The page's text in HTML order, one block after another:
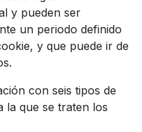
y pueden ser
un periodo definido
y que puede ir de
con seis tipos de
la que se traten los